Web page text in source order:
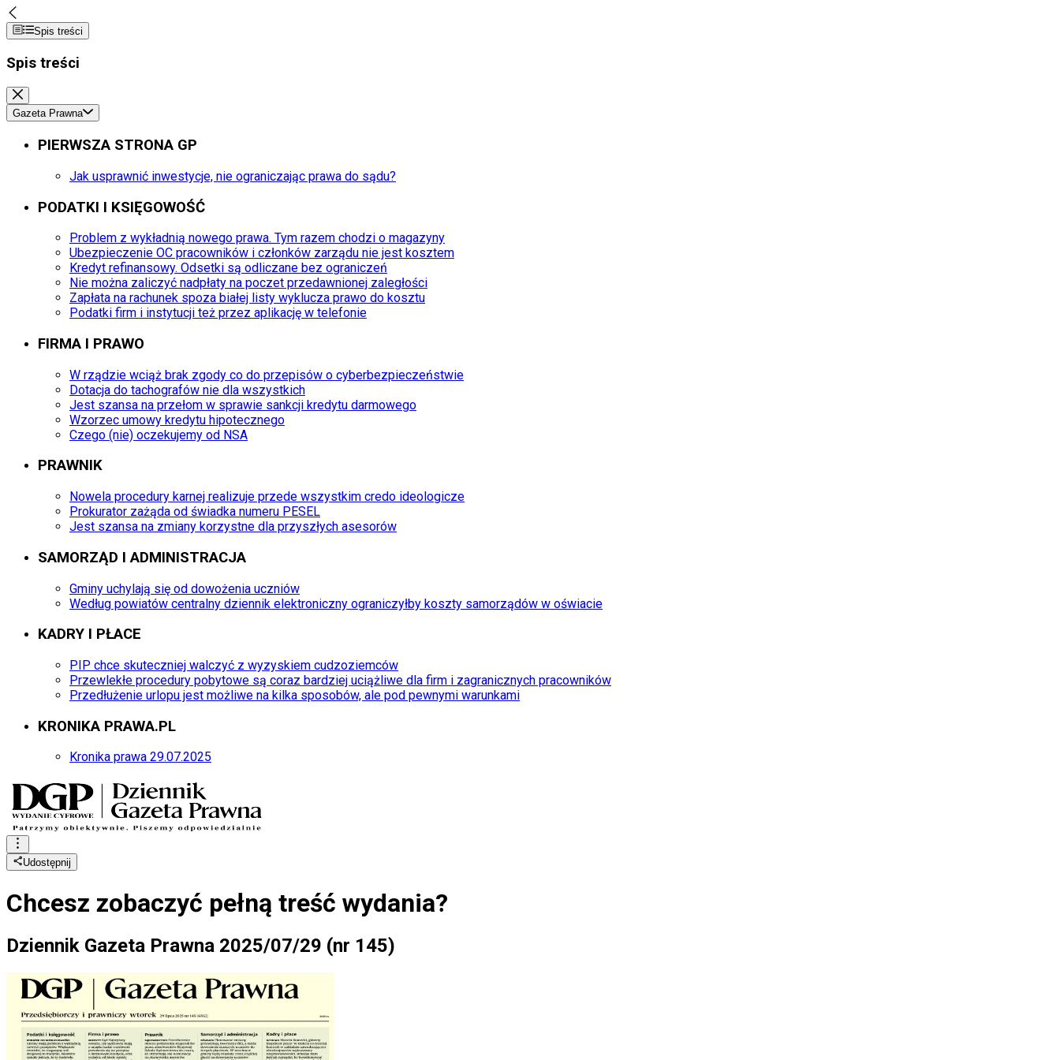
Spis treści
Spis treści
Gazeta Prawna
PIERWSZA STRONA GP
Jak usprawnić inwestycje, nie ograniczając prawa do sądu?
PODATKI I KSIĘGOWOŚĆ
Problem z wykładnią nowego prawa. Tym razem chodzi o magazyny
Ubezpieczenie OC pracowników i członków zarządu nie jest kosztem
Kredyt refinansowy. Odsetki są odliczane bez ograniczeń
Nie można zaliczyć nadpłaty na poczet przedawnionej zaległości
Zapłata na rachunek spoza białej listy wyklucza prawo do kosztu
Podatki firm i instytucji też przez aplikację w telefonie
FIRMA I PRAWO
W rządzie wciąż brak zgody co do przepisów o cyberbezpieczeństwie
Dotacja do tachografów nie dla wszystkich
Jest szansa na przełom w sprawie sankcji kredytu darmowego
Wzorzec umowy kredytu hipotecznego
Czego (nie) oczekujemy od NSA
PRAWNIK
Nowela procedury karnej realizuje przede wszystkim credo ideologicze
Prokurator zażąda od świadka numeru PESEL
Jest szansa na zmiany korzystne dla przyszłych asesorów
SAMORZĄD I ADMINISTRACJA
Gminy uchylają się od dowożenia uczniów
Według powiatów centralny dziennik elektroniczny ograniczyłby koszty samorządów w oświacie
KADRY I PŁACE
PIP chce skuteczniej walczyć z wyzyskiem cudzoziemców
Przewlekłe procedury pobytowe są coraz bardziej uciążliwe dla firm i zagranicznych pracowników
Przedłużenie urlopu jest możliwe na kilka sposobów, ale pod pewnymi warunkami
KRONIKA PRAWA.PL
Kronika prawa 29.07.2025
Udostępnij
Chcesz zobaczyć pełną treść wydania?
Dziennik Gazeta Prawna 2025/07/29 (nr 145)